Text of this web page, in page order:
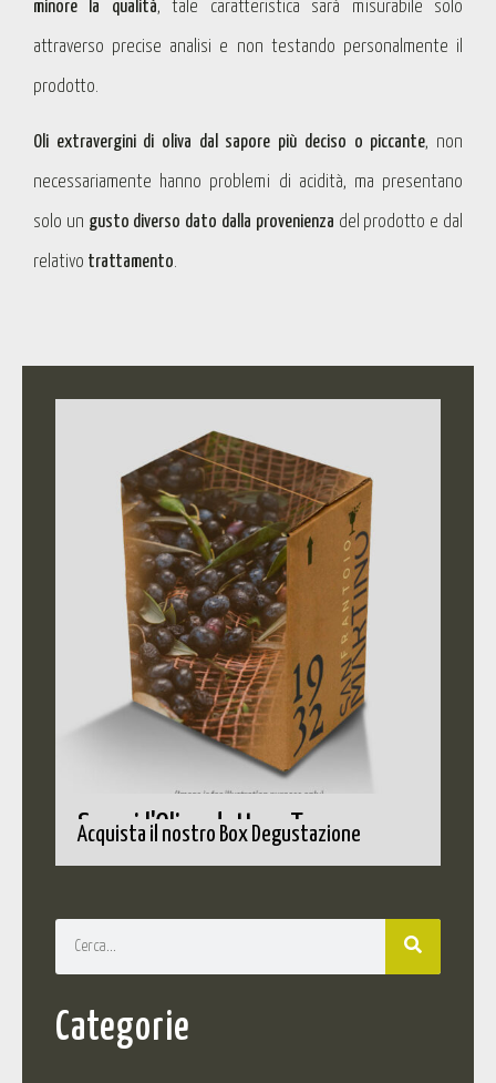
minore la qualità, tale caratteristica sarà misurabile solo
attraverso precise analisi e non testando personalmente il
prodotto.
Oli extravergini di oliva dal sapore più deciso o piccante, non
necessariamente hanno problemi di acidità, ma presentano
solo un gusto diverso dato dalla provenienza del prodotto e dal
relativo trattamento.
Scopri l'Olio adatto a Te
Acquista il nostro Box Degustazione
Categorie